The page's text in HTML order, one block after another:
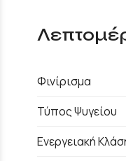
Φινίρισμα
Τύπος Ψυγείου
Ενεργειακή